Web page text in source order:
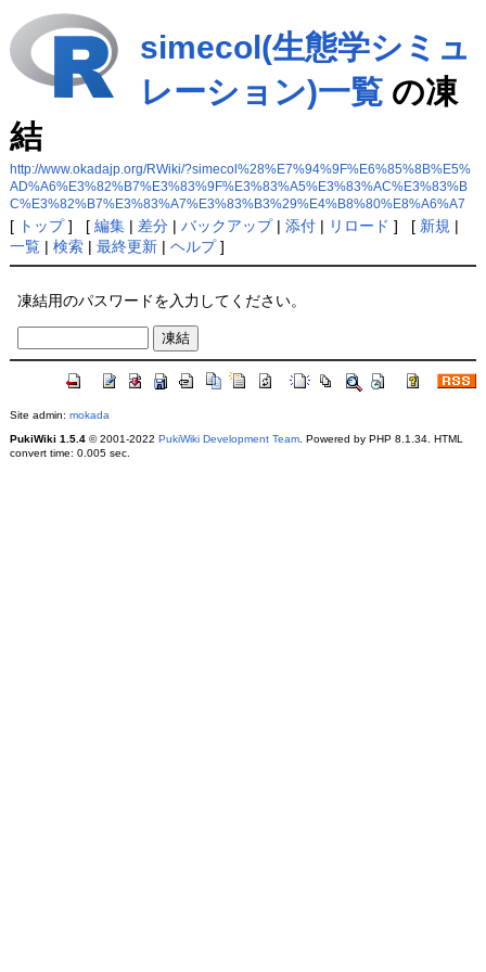
simecol(生態学シミュ
レーション)一覧の凍
結
http://www.okadajp.org/RWiki/?simecol%28%E7%94%9F%E6%85%8B%E5%
AD%A6%E3%82%B7%E3%83%9F%E3%83%A5%E3%83%AC%E3%83%B
C%E3%82%B7%E3%83%A7%E3%83%B3%29%E4%B8%80%E8%A6%A7
[ トップ] [ 編集| 差分| バックアップ| 添付| リロード ] [ 新規 |
一覧| 検索| 最終更新| ヘルプ]
凍結用のパスワードを入力してください。
Site admin: mokada
PukiWiki 1.5.4© 2001-2022 PukiWiki Development Team. Powered by PHP 8.1.34. HTML
convert time: 0.005 sec.